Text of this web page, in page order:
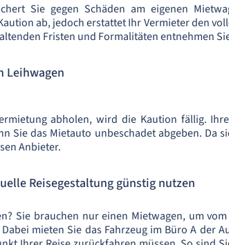
Sie gegen Schäden am eigenen
ab, jedoch erstattet Ihr Vermieter den
Fristen und Formalitäten entnehmen
Leihwagen
abholen, wird die Kaution fällig.
Sie das Mietauto unbeschadet abgeben. Da
Anbieter.
Reisegestaltung günstig nutzen
Sie brauchen nur einen Mietwagen, um
mieten Sie das Fahrzeug im Büro A der